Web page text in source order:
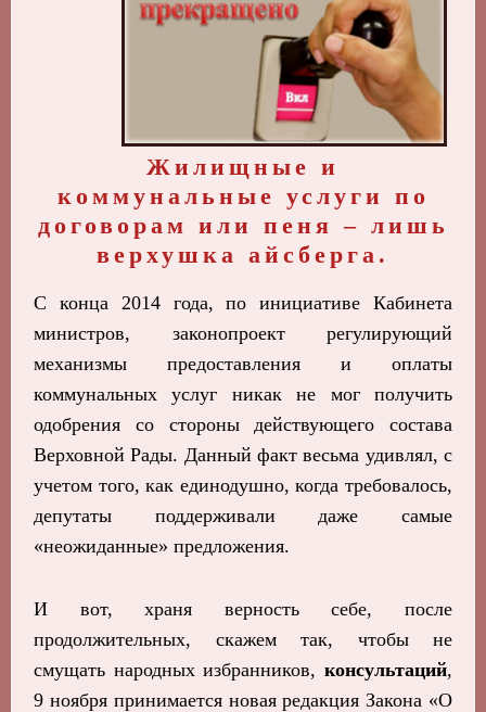
Жилищные и
коммунальные услуги по
договорам или пеня – лишь
верхушка айсберга.
С конца 2014 года, по инициативе Кабинета
министров, законопроект регулирующий
механизмы предоставления и оплаты
коммунальных услуг никак не мог получить
одобрения со стороны действующего состава
Верховной Рады. Данный факт весьма удивлял, с
учетом того, как единодушно, когда требовалось,
депутаты поддерживали даже самые
«неожиданные» предложения.
И вот, храня верность себе, после
продолжительных, скажем так, чтобы не
смущать народных избранников, консультаций,
9 ноября принимается новая редакция Закона «О